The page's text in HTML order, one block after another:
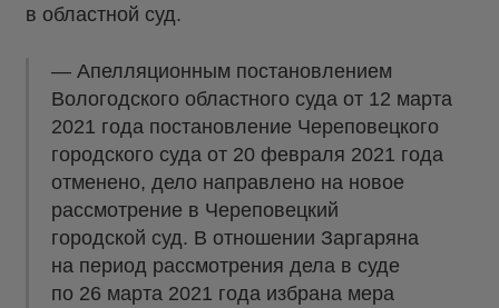
в областной суд.
— Апелляционным постановлением
Вологодского областного суда от 12 марта
2021 года постановление Череповецкого
городского суда от 20 февраля 2021 года
отменено, дело направлено на новое
рассмотрение в Череповецкий
городской суд. В отношении Заргаряна
на период рассмотрения дела в суде
по 26 марта 2021 года избрана мера